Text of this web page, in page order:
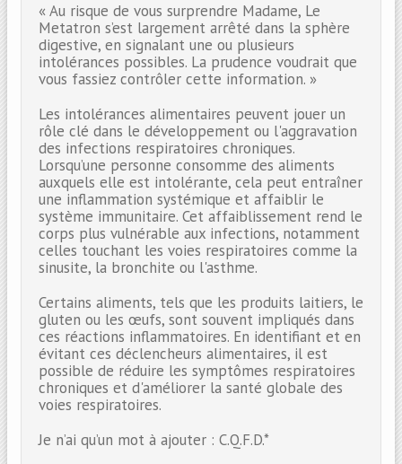
« Au risque de vous surprendre Madame, Le
Metatron s’est largement arrêté dans la sphère
digestive, en signalant une ou plusieurs
intolérances possibles. La prudence voudrait que
vous fassiez contrôler cette information. »
Les intolérances alimentaires peuvent jouer un
rôle clé dans le développement ou l'aggravation
des infections respiratoires chroniques.
Lorsqu’une personne consomme des aliments
auxquels elle est intolérante, cela peut entraîner
une inflammation systémique et affaiblir le
système immunitaire. Cet affaiblissement rend le
corps plus vulnérable aux infections, notamment
celles touchant les voies respiratoires comme la
sinusite, la bronchite ou l'asthme.
Certains aliments, tels que les produits laitiers, le
gluten ou les œufs, sont souvent impliqués dans
ces réactions inflammatoires. En identifiant et en
évitant ces déclencheurs alimentaires, il est
possible de réduire les symptômes respiratoires
chroniques et d'améliorer la santé globale des
voies respiratoires.
Je n’ai qu’un mot à ajouter : C.Q.F.D.*